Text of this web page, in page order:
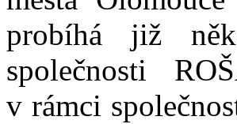
probíhá již
společnosti
v rámci